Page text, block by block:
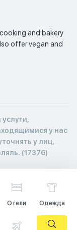
and bakery
offer vegan and
у нас
у лиц,
(17376)
Отели Одежда